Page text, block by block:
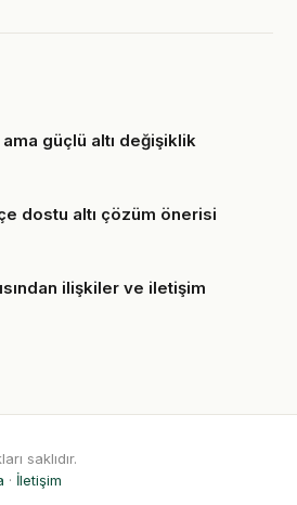
ama güçlü altı değişiklik
dostu altı çözüm önerisi
ilişkiler ve iletişim
saklıdır.
· İletişim